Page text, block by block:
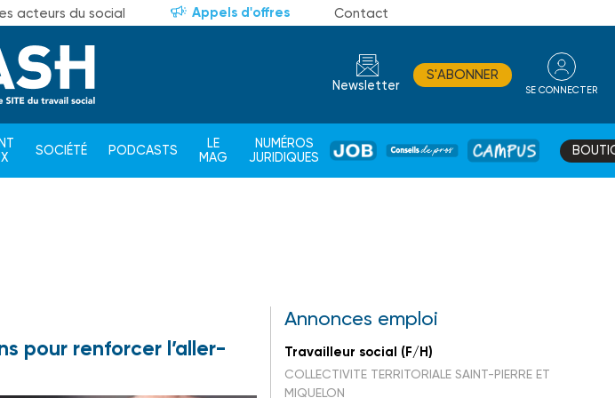
acteurs du social Appels d'offres Contact
Newsletter
S'ABONNER
SE CONNECTER
SOCIÉTÉ PODCASTS
LE
MAG
NUMÉROS
JURIDIQUES
JOB
DE
CAMPUS
pour renforcer l’aller-
Annonces emploi
Travailleur social (F/H)
COLLECTIVITE TERRITORIALE SAINT-PIERRE ET
MIQUELON